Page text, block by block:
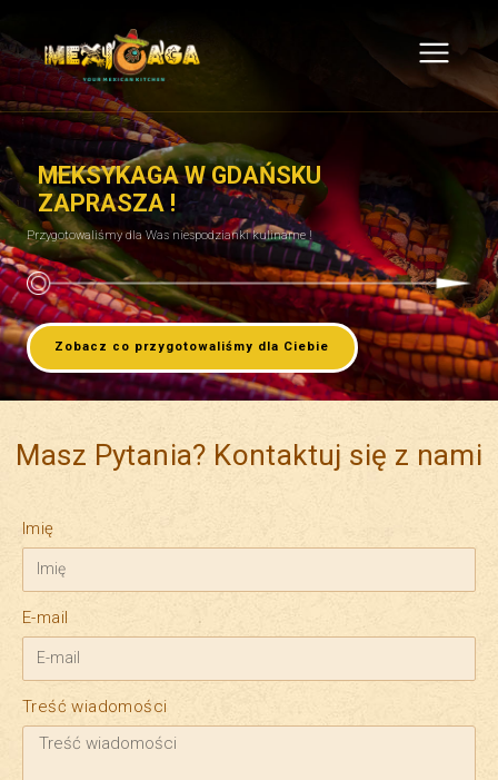
MEKSYKAGA W GDAŃSKU
ZAPRASZA !
Przygotowaliśmy dla Was niespodzianki kulinarne !
Zobacz co przygotowaliśmy dla Ciebie
Masz Pytania? Kontaktuj się z nami
Imię
E-mail
Treść wiadomości